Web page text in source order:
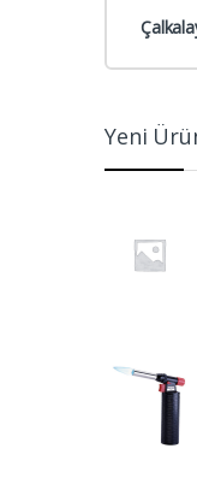
Yeni